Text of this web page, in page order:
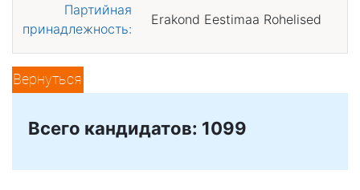
Партийная
принадлежность:
Erakond Eestimaa Rohelised
Вернуться
Всего кандидатов: 1099